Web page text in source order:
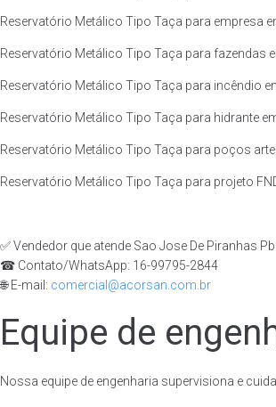
Reservatório Metálico Tipo Taça para empresa
Reservatório Metálico Tipo Taça para fazendas
Reservatório Metálico Tipo Taça para incêndio
Reservatório Metálico Tipo Taça para hidrante
Reservatório Metálico Tipo Taça para poços
Reservatório Metálico Tipo Taça para projeto
✅ Vendedor que atende Sao Jose De Piranhas
☎ Contato/WhatsApp: 16-99795-2844
🌐 E-mail: comercial@acorsan.com.br
Equipe de
Nossa equipe de engenharia supervisiona e